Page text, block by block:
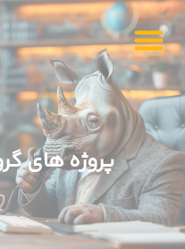
پروژه های